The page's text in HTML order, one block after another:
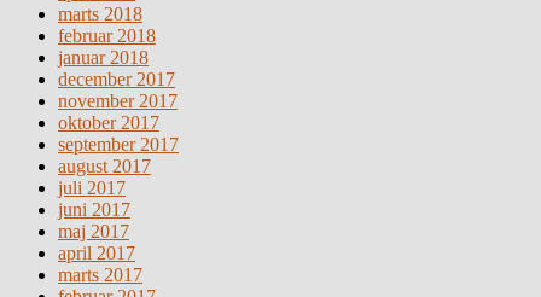
marts 2018
februar 2018
januar 2018
december 2017
november 2017
oktober 2017
september 2017
august 2017
juli 2017
juni 2017
maj 2017
april 2017
marts 2017